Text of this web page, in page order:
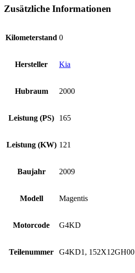
Zusätzliche Informationen
Kilometerstand 0
Hersteller Kia
Hubraum 2000
Leistung (PS) 165
Leistung (KW) 121
Baujahr 2009
Modell Magentis
Motorcode G4KD
Teilenummer G4KD1, 152X12GH00